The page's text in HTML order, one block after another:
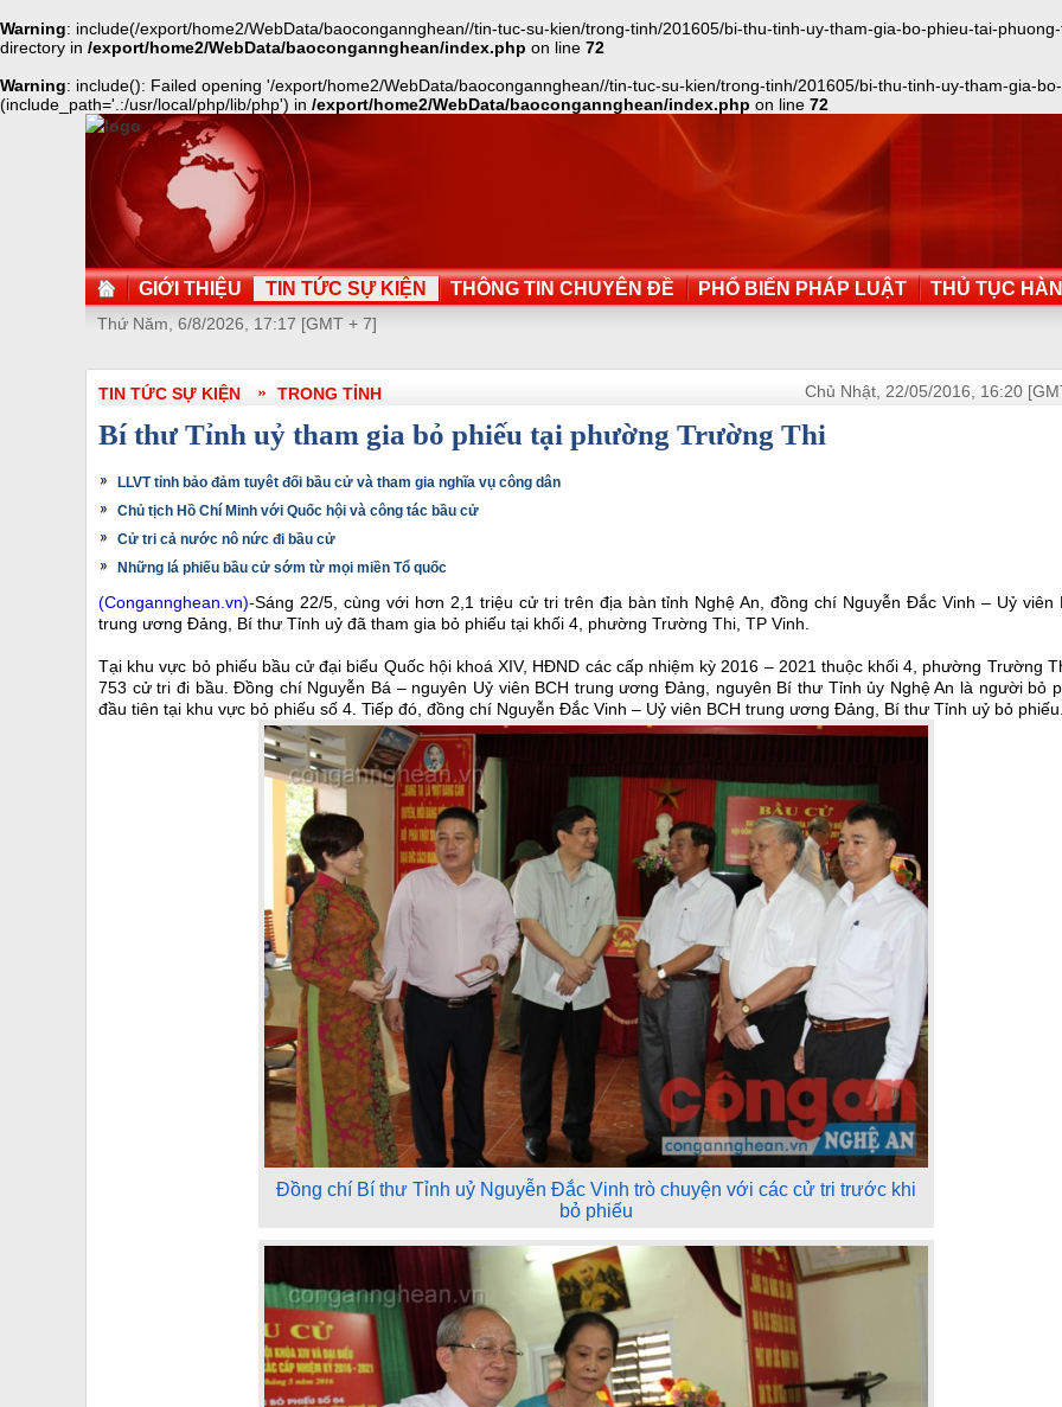
Warning: include(/export/home2/WebData/baocongannghean//tin-tuc-su-kien/trong-tinh/201605/bi-thu-tinh-uy-tham-gia-bo-phieu-tai-
directory in /export/home2/WebData/baocongannghean/index.php on line 72
Warning: include(): Failed opening '/export/home2/WebData/baocongannghean//tin-tuc-su-kien/trong-tinh/201605/bi-thu-tinh-uy-tham-gia-
(include_path='.:/usr/local/php/lib/php') in /export/home2/WebData/baocongannghean/index.php on line 72
GIỚI THIỆU TIN TỨC SỰ KIỆN THÔNG TIN CHUYÊN ĐỀ PHỔ BIẾN PHÁP LUẬT THỦ TỤC
Thứ Năm, 6/8/2026, 17:17 [GMT + 7]
TIN TỨC SỰ KIỆN TRONG TỈNH Chủ Nhật, 22/05/2016, 16:20
Bí thư Tỉnh uỷ tham gia bỏ phiếu tại phường Trường Thi
LLVT tỉnh bảo đảm tuyêt đối bầu cử và tham gia nghĩa vụ công dân
Chủ tịch Hồ Chí Minh với Quốc hội và công tác bầu cử
Cử tri cả nước nô nức đi bầu cử
Những lá phiếu bầu cử sớm từ mọi miền Tổ quốc
(Congannghean.vn)-Sáng 22/5, cùng với hơn 2,1 triệu cử tri trên địa bàn tỉnh Nghệ An, đồng chí Nguyễn Đắc Vinh – Uỷ viên
trung ương Đảng, Bí thư Tỉnh uỷ đã tham gia bỏ phiếu tại khối 4, phường Trường Thi, TP Vinh.
Tại khu vực bỏ phiếu bầu cử đại biểu Quốc hội khoá XIV, HĐND các cấp nhiệm kỳ 2016 – 2021 thuộc khối 4, phường Trường
753 cử tri đi bầu. Đồng chí Nguyễn Bá – nguyên Uỷ viên BCH trung ương Đảng, nguyên Bí thư Tỉnh ủy Nghệ An là người bỏ
đầu tiên tại khu vực bỏ phiếu số 4. Tiếp đó, đồng chí Nguyễn Đắc Vinh – Uỷ viên BCH trung ương Đảng, Bí thư Tỉnh uỷ bỏ phiếu.
Đồng chí Bí thư Tỉnh uỷ Nguyễn Đắc Vinh trò chuyện với các cử tri trước khi
bỏ phiếu